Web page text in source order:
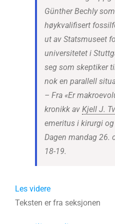
Günther Bechly
høykvalifisert
ut av Statsmuseet
universitetet i
seg som skeptiker
nok en parallell
– Fra «Er
kronikk av Kjell J.
emeritus i kirurgi
Dagen mandag 26.
18-19.
Les videre
Teksten er fra seksjonen